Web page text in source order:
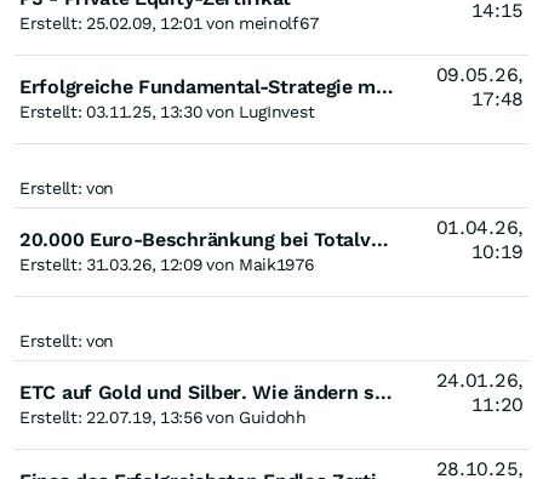
Erstellt: 25.02.09, 12:01 von meinolf67
14:15
Erfolgreiche Fundamental-Strategie mit Track Record seit 2017
Erstellt: 03.11.25, 13:30 von LugInvest
09.05.26,
17:48
Erstellt: von
20.000 Euro-Beschränkung bei Totalverlust - noch gültig?
Erstellt: 31.03.26, 12:09 von Maik1976
01.04.26,
10:19
Erstellt: von
ETC auf Gold und Silber. Wie ändern sich der Kurs wenn der Dollar zum Euro steigt oder fällt ?
Erstellt: 22.07.19, 13:56 von Guidohh
24.01.26,
11:20
28.10.25,